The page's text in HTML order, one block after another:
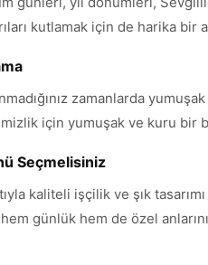
kutlamak için de harika bir
zamanlarda
için yumuşak ve kuru bir
Seçmelisiniz
kaliteli işçilik ve şık
günlük hem de özel